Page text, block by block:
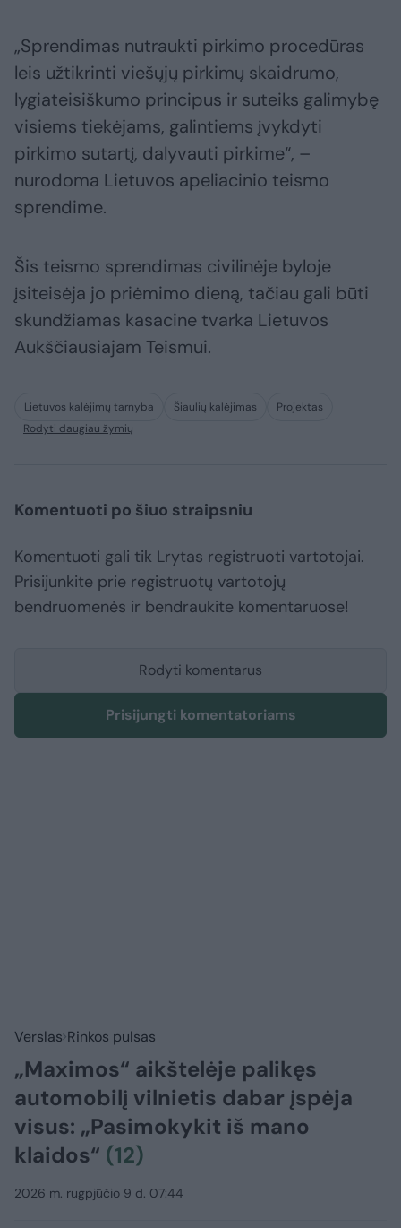
„Sprendimas nutraukti pirkimo procedūras
leis užtikrinti viešųjų pirkimų skaidrumo,
lygiateisiškumo principus ir suteiks galimybę
visiems tiekėjams, galintiems įvykdyti
pirkimo sutartį, dalyvauti pirkime“, –
nurodoma Lietuvos apeliacinio teismo
sprendime.
Šis teismo sprendimas civilinėje byloje
įsiteisėja jo priėmimo dieną, tačiau gali būti
skundžiamas kasacine tvarka Lietuvos
Aukščiausiajam Teismui.
Lietuvos kalėjimų tarnyba Šiaulių kalėjimas
Projektas
Rodyti daugiau žymių
Komentuoti po šiuo straipsniu
Komentuoti gali tik Lrytas registruoti vartotojai.
Prisijunkite prie registruotų vartotojų
bendruomenės ir bendraukite komentaruose!
Rodyti komentarus
Prisijungti komentatoriams
Verslas Rinkos pulsas
„Maximos“ aikštelėje palikęs
automobilį vilnietis dabar įspėja
visus: „Pasimokykit iš mano
klaidos“ (12)
2026 m. rugpjūčio 9 d. 07:44